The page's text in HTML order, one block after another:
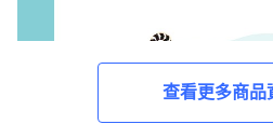
查看更多商品